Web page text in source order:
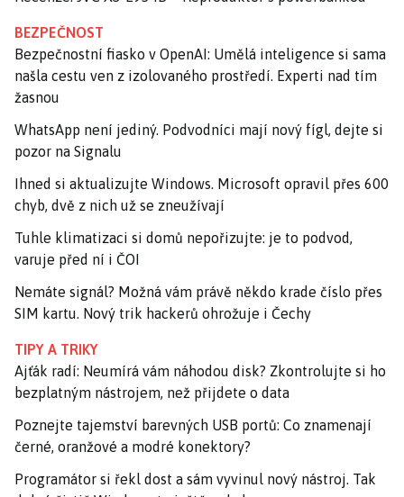
BEZPEČNOST
Bezpečnostní fiasko v OpenAI: Umělá inteligence si sama
našla cestu ven z izolovaného prostředí. Experti nad tím
žasnou
WhatsApp není jediný. Podvodníci mají nový fígl, dejte si
pozor na Signalu
Ihned si aktualizujte Windows. Microsoft opravil přes 600
chyb, dvě z nich už se zneužívají
Tuhle klimatizaci si domů nepořizujte: je to podvod,
varuje před ní i ČOI
Nemáte signál? Možná vám právě někdo krade číslo přes
SIM kartu. Nový trik hackerů ohrožuje i Čechy
TIPY A TRIKY
Ajťák radí: Neumírá vám náhodou disk? Zkontrolujte si ho
bezplatným nástrojem, než přijdete o data
Poznejte tajemství barevných USB portů: Co znamenají
černé, oranžové a modré konektory?
Programátor si řekl dost a sám vyvinul nový nástroj. Tak